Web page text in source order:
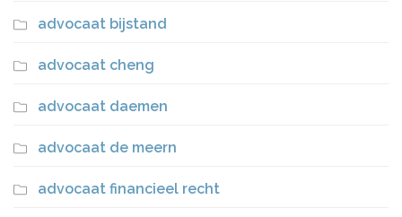
advocaat bijstand
advocaat cheng
advocaat daemen
advocaat de meern
advocaat financieel recht